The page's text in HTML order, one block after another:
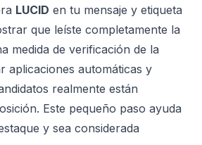
LUCID en tu mensaje y etiqueta
que leíste completamente la
medida de verificación de la
aplicaciones automáticas y
realmente están
Este pequeño paso ayuda
y sea considerada